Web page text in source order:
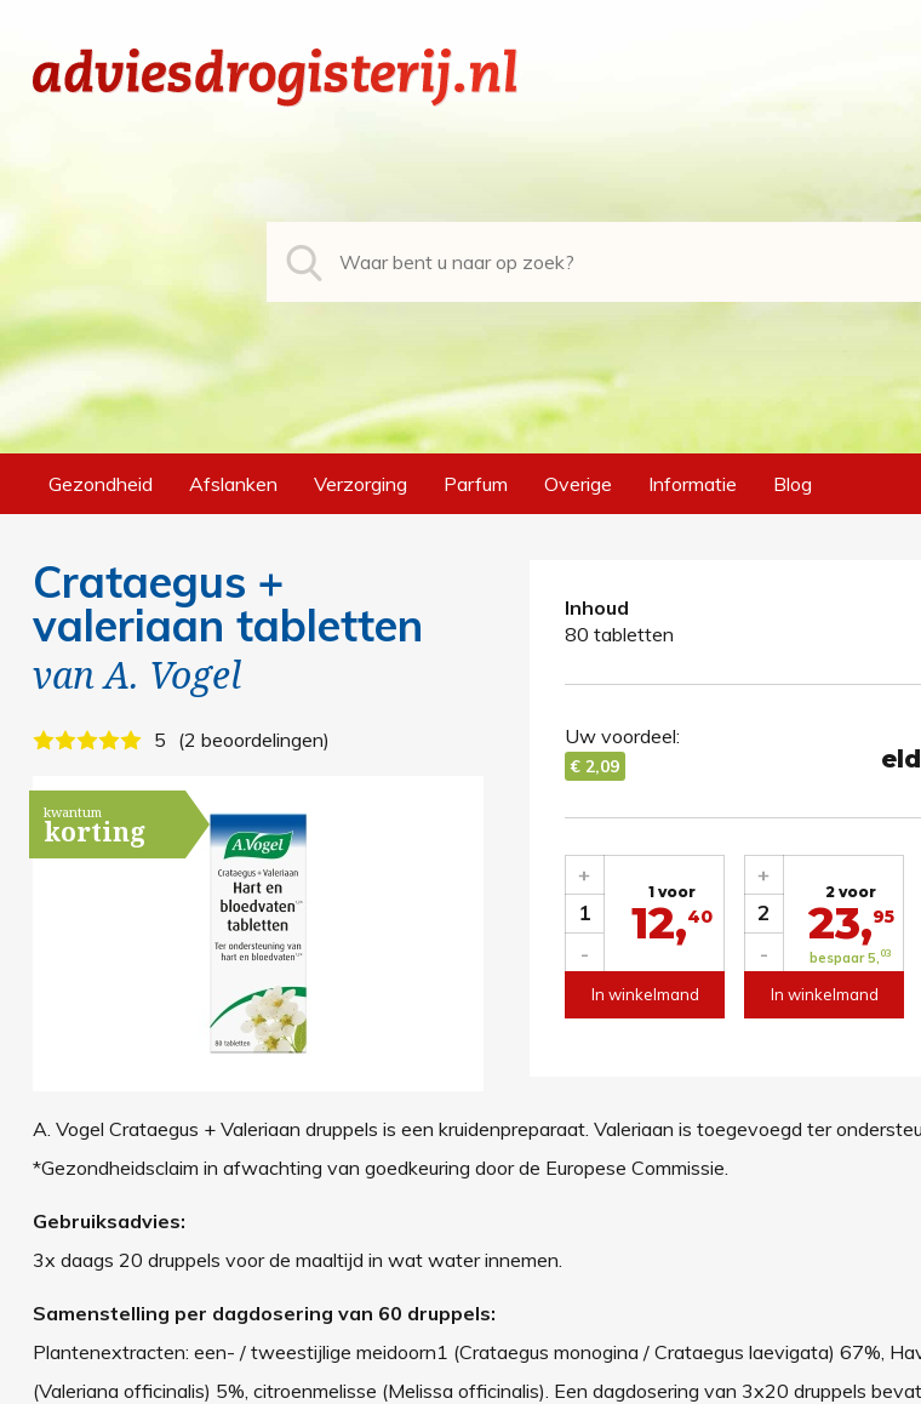
Gezondheid Afslanken Verzorging Parfum Overige Informatie Blog
Crataegus +
valeriaan tabletten
vanA. Vogel
5 2 beoordelingen
kwantum
korting
Inhoud
80 tabletten
Uw voordeel:
€ 2,09
1
-
+
1 voor
12,40
In winkelmand
2
-
+
2 voor
23,95
bespaar 5, 03
In winkelmand
A. Vogel Crataegus + Valeriaan druppels is een kruidenpreparaat. Valeriaan is toegevoegd ter
*Gezondheidsclaim in afwachting van goedkeuring door de Europese Commissie.
Gebruiksadvies:
3x daags 20 druppels voor de maaltijd in wat water innemen.
Samenstelling per dagdosering van 60 druppels:
Plantenextracten: een- / tweestijlige meidoorn1 (Crataegus monogina / Crataegus laevigata) 67%,
(Valeriana officinalis) 5%, citroenmelisse (Melissa officinalis). Een dagdosering van 3x20 druppels